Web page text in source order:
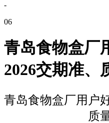
-
06
青岛食物盒厂
2026交期准、
青岛食物盒厂用户
质